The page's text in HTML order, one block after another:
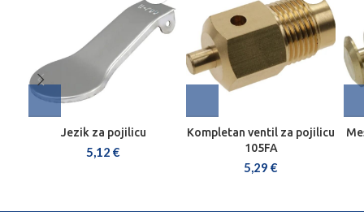
Jezik za pojilicu
5,12 €
Kompletan ventil za pojilicu
105FA
5,29 €